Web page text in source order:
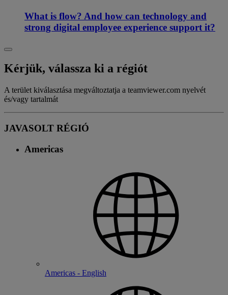
What is flow? And how can technology and
strong digital employee experience support it?
Kérjük, válassza ki a régiót
A terület kiválasztása megváltoztatja a teamviewer.com nyelvét
és/vagy tartalmát
JAVASOLT RÉGIÓ
Americas
Americas - English